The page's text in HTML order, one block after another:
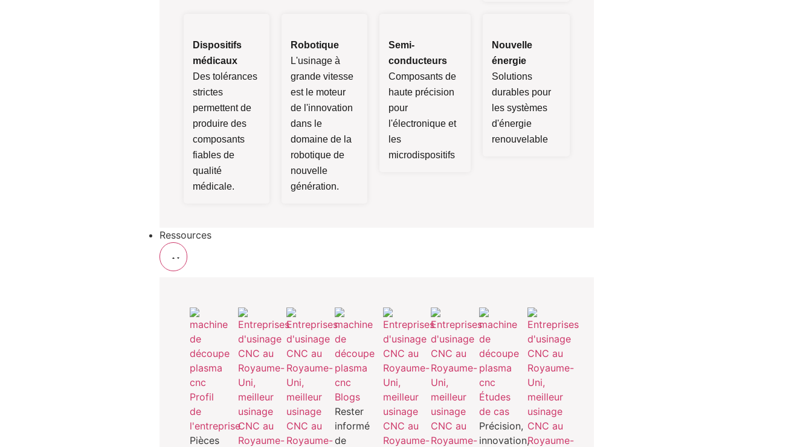
Dispositifs
médicaux
Des tolérances
strictes
permettent de
produire des
composants
fiables de
qualité
médicale.
Robotique
L'usinage à
grande vitesse
est le moteur
de l'innovation
dans le
domaine de la
robotique de
nouvelle
génération.
Semi-
conducteurs
Composants de
haute précision
pour
l'électronique et
les
microdispositifs
Nouvelle
énergie
Solutions
durables pour
les systèmes
d'énergie
renouvelable
Ressources
Profil
de
l'entreprise
Pièces
Blogs
Rester
informé
de
Études
de cas
Précision,
innovation,